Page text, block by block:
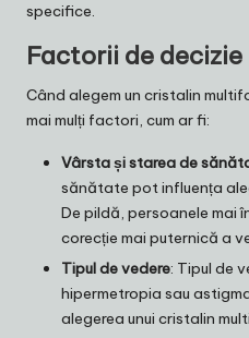
specifice.
Factorii de decizie
Când alegem un cristalin
mai mulți factori, cum ar fi:
Vârsta și starea de
sănătate pot influența
De pildă, persoanele mai
corecție mai puternică a
Tipul de vedere: Tipul de
hipermetropia sau
alegerea unui cristalin